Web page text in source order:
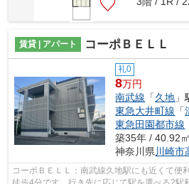
賃貸 | アパート コーポＢＥＬＬ
礼0
8万円
南武線 「久地
東急大井町線 「
東急田園都市線
築35年 / 40.92㎡
神奈川県川崎市
コーポＢＥＬＬ：南武線久地駅にも近くて便